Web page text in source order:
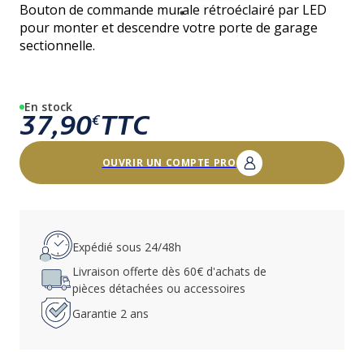
Bouton de commande murale rétroéclairé par LED
pour monter et descendre votre porte de garage
sectionnelle.
En stock
37,90€TTC
OUVRIR UN COMPTE PRO
Expédié sous 24/48h
Livraison offerte dès 60€ d'achats de
pièces détachées ou accessoires
Garantie 2 ans